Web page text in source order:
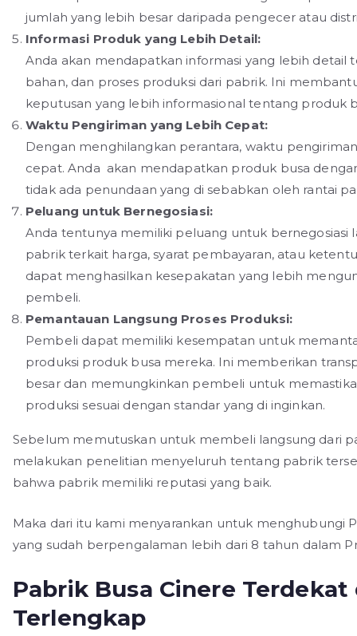
jumlah yang lebih besar daripada pengecer atau
Informasi Produk yang Lebih Detail:
Anda akan mendapatkan informasi yang lebih detail
bahan, dan proses produksi dari pabrik. Ini
keputusan yang lebih informasional tentang produk
Waktu Pengiriman yang Lebih Cepat:
Dengan menghilangkan perantara, waktu
cepat. Anda akan mendapatkan produk busa
tidak ada penundaan yang di sebabkan oleh rantai
Peluang untuk Bernegosiasi:
Anda tentunya memiliki peluang untuk bernegosiasi
pabrik terkait harga, syarat pembayaran, atau
dapat menghasilkan kesepakatan yang lebih
pembeli.
Pemantauan Langsung Proses Produksi:
Pembeli dapat memiliki kesempatan untuk
produksi produk busa mereka. Ini memberikan
besar dan memungkinkan pembeli untuk
produksi sesuai dengan standar yang di inginkan.
Sebelum memutuskan untuk membeli langsung dari
melakukan penelitian menyeluruh tentang pabrik
bahwa pabrik memiliki reputasi yang baik.
Maka dari itu kami menyarankan untuk menghubungi
yang sudah berpengalaman lebih dari 8 tahun dalam
Pabrik Busa Cinere Terdekat
Terlengkap